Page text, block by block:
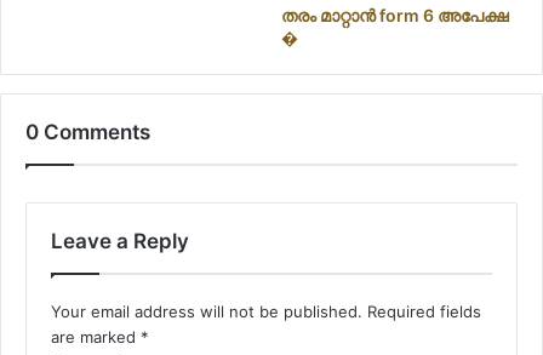
തരം മാറ്റാൻ form 6 അപേക്ഷ
�
0 Comments
Leave a Reply
Your email address will not be published. Required fields
are marked *